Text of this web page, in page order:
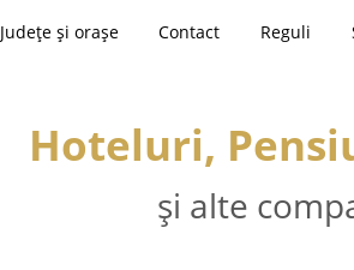
Județe și orașe Contact Reguli
Hoteluri,
și alte